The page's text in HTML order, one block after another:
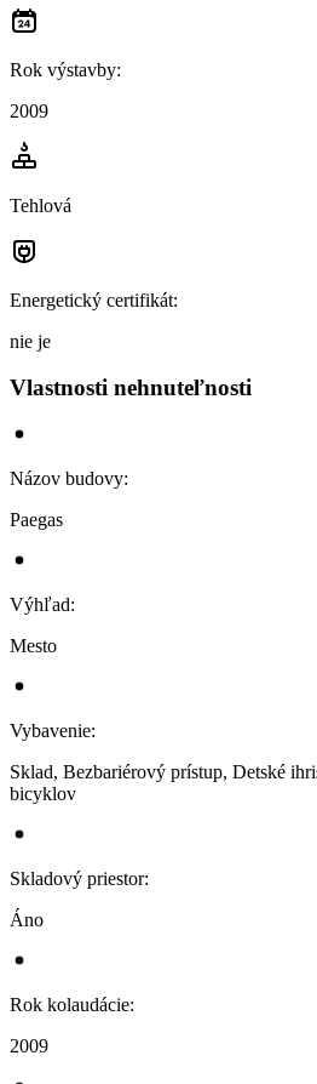
Rok výstavby:
2009
Tehlová
Energetický certifikát:
nie je
Vlastnosti nehnuteľnosti
Názov budovy:
Paegas
Výhľad:
Mesto
Vybavenie:
Sklad, Bezbariérový prístup, Detské
bicyklov
Skladový priestor:
Áno
Rok kolaudácie:
2009